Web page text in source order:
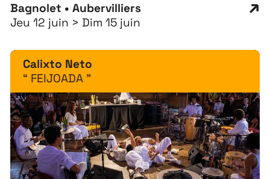
Bagnolet • Aubervilliers
Jeu 12 juin > Dim 15 juin
Calixto Neto
“ FEIJOADA ”